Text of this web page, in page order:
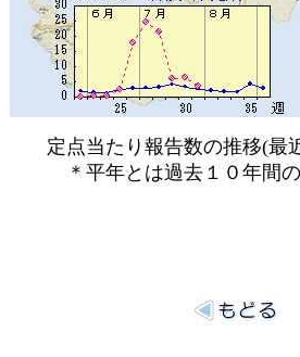
定点当たり報告数の推移(最
＊平年とは過去１０年間の